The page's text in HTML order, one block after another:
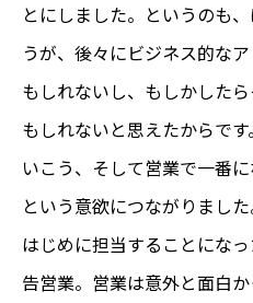
とにしました。というのも
うが、後々にビジネス的な
もしれないし、もしかした
もしれないと思えたからで
いこう、そして営業で一番
という意欲につながりました
はじめに担当することにな
告営業。営業は意外と面白